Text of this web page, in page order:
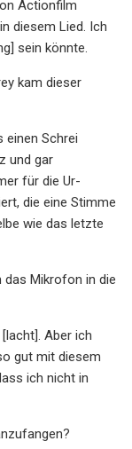
Actionfilm
diesem Lied. Ich
sein könnte.
kam dieser
einen Schrei
und gar
für die Ur-
die eine Stimme
wie das letzte
Mikrofon in die
Aber ich
gut mit diesem
ich nicht in